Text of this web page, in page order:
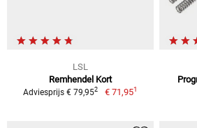
LSL
Remhendel Kort
Adviesprijs € 79,952 € 71,951